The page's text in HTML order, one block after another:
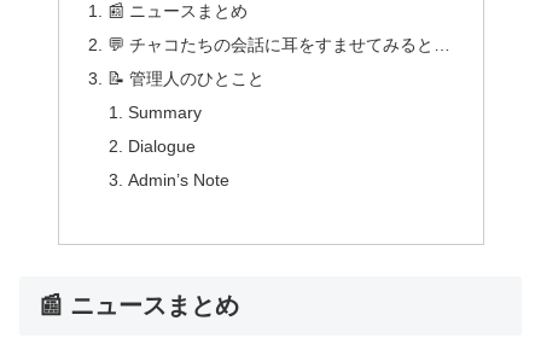
📰 ニュースまとめ
💬 チャコたちの会話に耳をすませてみると…
📝 管理人のひとこと
Summary
Dialogue
Admin’s Note
📰 ニュースまとめ